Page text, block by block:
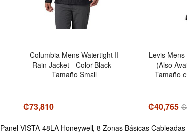
Columbia Mens Watertight II
Rain Jacket - Color Black -
Tamaño Small
₡73,810
Levis
(Also
Tamaño
₡40,765 ₡
Panel VISTA-48LA Honeywell, 8 Zonas Básicas